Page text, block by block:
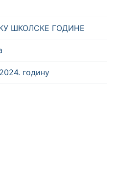
ШКОЛСКЕ ГОДИНЕ
годину